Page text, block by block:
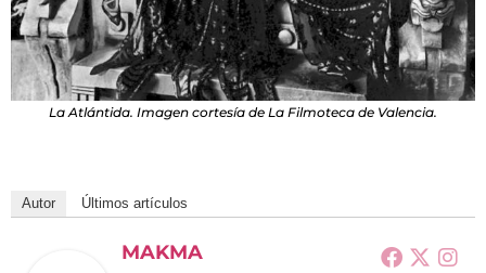
La Atlántida. Imagen cortesía de La Filmoteca de Valencia.
Autor Últimos artículos
MAKMA